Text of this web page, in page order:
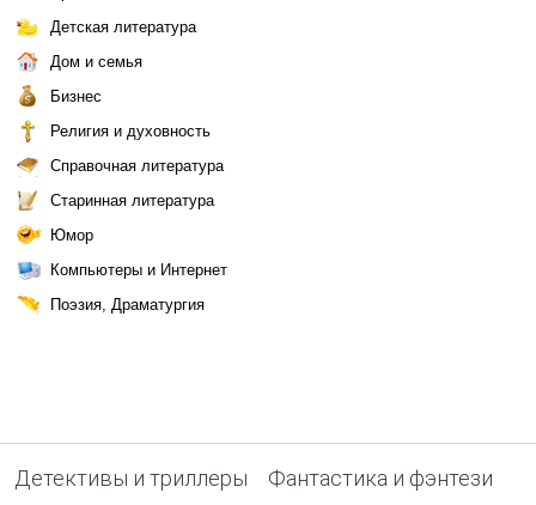
Детская литература
Дом и семья
Бизнес
Религия и духовность
Справочная литература
Старинная литература
Юмор
Компьютеры и Интернет
Поэзия, Драматургия
Детективы и триллеры Фантастика и фэнтези